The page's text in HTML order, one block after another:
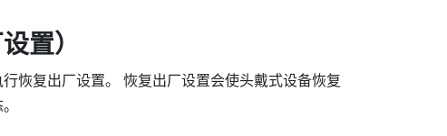
置）
恢复出厂设置。 恢复出厂设置会使头戴式设备恢复